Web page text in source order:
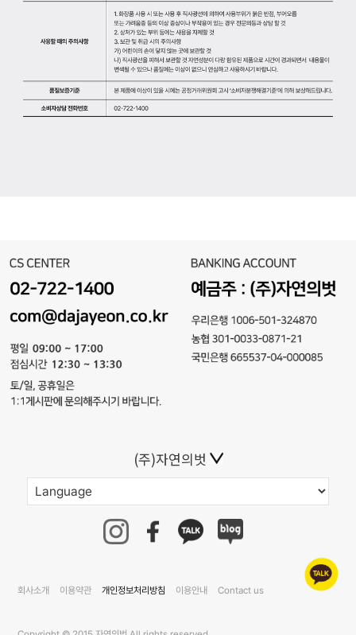
(주)자연의벗
회사소개 이용약관 개인정보처리방침 이용안내 Contact us